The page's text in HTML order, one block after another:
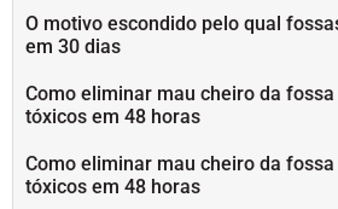
O motivo escondido pelo qual
em 30 dias
Como eliminar mau cheiro da
tóxicos em 48 horas
Como eliminar mau cheiro da
tóxicos em 48 horas